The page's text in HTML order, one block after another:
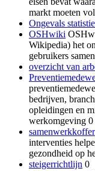
markt moeten
Ongevals
OSHwiki
Wikipedia) het
gebruikers
overzicht van
bedrijven,
opleidingen en
werkomgeving 0
samenwerkkoffer
interventies
gezondheid op
steigerrichtlijn 0